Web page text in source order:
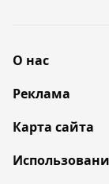
О нас
Реклама
Карта сайта